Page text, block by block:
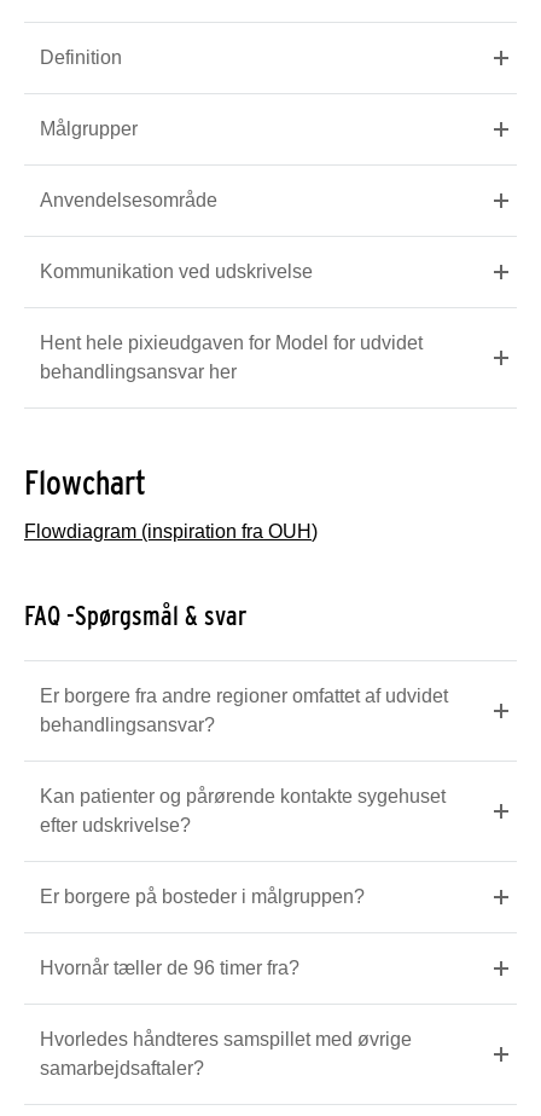
Definition
Målgrupper
Anvendelsesområde
Kommunikation ved udskrivelse
Hent hele pixieudgaven for Model for udvidet
behandlingsansvar her
Flowchart
Flowdiagram (inspiration fra OUH)
FAQ -Spørgsmål & svar
Er borgere fra andre regioner omfattet af udvidet
behandlingsansvar?
Kan patienter og pårørende kontakte sygehuset
efter udskrivelse?
Er borgere på bosteder i målgruppen?
Hvornår tæller de 96 timer fra?
Hvorledes håndteres samspillet med øvrige
samarbejdsaftaler?